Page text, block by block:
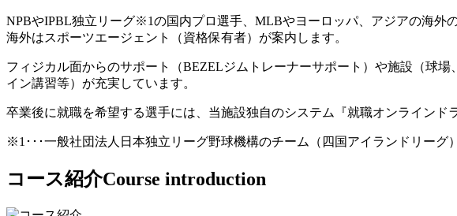
NPBやIPBL独立リーグ※1の国内プロ選手、MLBやヨーロッパ、アジアの海外
海外はスポーツエージェント（資格保有者）が案内します。
フィジカル面からのサポート（BEZELジムトレーナーサポート）や施設（球
イン講習等）が充実しています。
卒業後に就職を希望する選手には、当施設独自のシステム『就職オンライン
※1･･･一般社団法人日本独立リーグ野球機構のチーム（四国アイランドリー
コース紹介Course introduction